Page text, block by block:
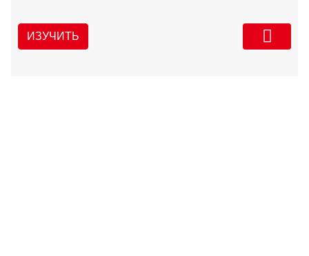
ИЗУЧИТЬ